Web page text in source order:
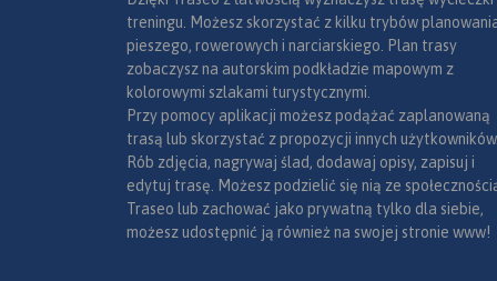
Wisły, od wysokości Puław do
ujścia Radomki. Na jej
obrzeżach znajdują się miasta
Kozienice, Pionki i Zwoleń.
Najcenniejsze fragmenty
Puszczy objęte są ochroną w
postaci rezerwatów i
Kozienickiego Parku
Krajobrazowego.
zwiedzać na rowerze. Warto
przy tym skorzystać z
wytyczonych w terenie i
zaznaczonych na mapie
szlaków rowerowych. Jest to
również atrakcyjne miejsce na
spacery.
Rok wydania: 2012
treningu. Możesz skorzystać z kilku trybów
pieszego, rowerowych i narciarskiego. Plan trasy
zobaczysz na autorskim podkładzie mapowym z
kolorowymi szlakami turystycznymi.
Przy pomocy aplikacji możesz podążać zaplanowaną
trasą lub skorzystać z propozycji innych
Rób zdjęcia, nagrywaj ślad, dodawaj opisy, zapisuj i
edytuj trasę. Możesz podzielić się nią ze
Traseo lub zachować jako prywatną tylko dla siebie,
możesz udostępnić ją również na swojej stronie www!